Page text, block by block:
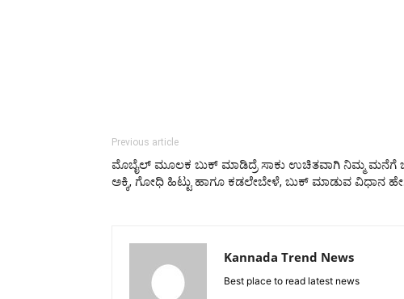
Previous article
ಮೊಬೈಲ್ ಮೂಲಕ ಬುಕ್ ಮಾಡಿದ್ರೆ ಸಾಕು ಉಚಿತವಾಗಿ ನಿಮ್ಮ ಮನೆಗೆ
ಅಕ್ಕಿ, ಗೋಧಿ ಹಿಟ್ಟು ಹಾಗೂ ಕಡಲೇಬೇಳೆ, ಬುಕ್ ಮಾಡುವ ವಿಧಾನ
Kannada Trend News
Best place to read latest news